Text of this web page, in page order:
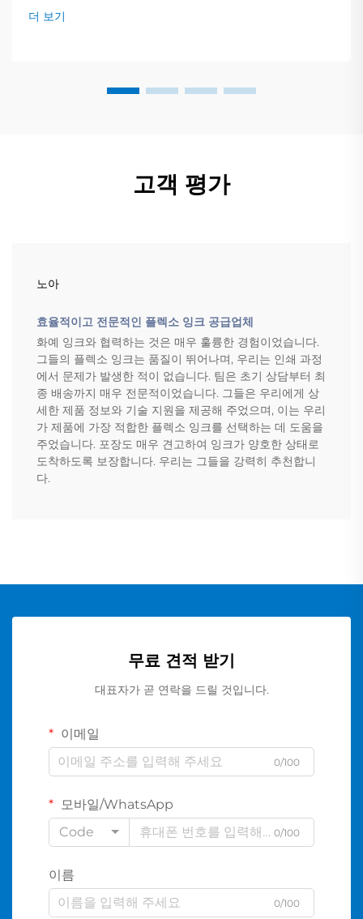
구성되어 있어 프레스가 작업을 더 빠르게 처리하고 비용을
절감할 수 있습니다.
더 보기
고객 평가
노아
효율적이고 전문적인 플렉소 잉크 공급업체
화예 잉크와 협력하는 것은 매우 훌륭한 경험이었습니다.
그들의 플렉소 잉크는 품질이 뛰어나며, 우리는 인쇄 과정
에서 문제가 발생한 적이 없습니다. 팀은 초기 상담부터 최
종 배송까지 매우 전문적이었습니다. 그들은 우리에게 상
세한 제품 정보와 기술 지원을 제공해 주었으며, 이는 우리
가 제품에 가장 적합한 플렉소 잉크를 선택하는 데 도움을
주었습니다. 포장도 매우 견고하여 잉크가 양호한 상태로
도착하도록 보장합니다. 우리는 그들을 강력히 추천합니
다.
무료 견적 받기
대표자가 곧 연락을 드릴 것입니다.
이메일
0/100
모바일/WhatsApp
Code
0/100
이름
0/100